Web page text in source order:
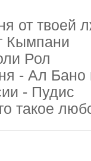
от твоей
Кымпани
Рол
- Ал
- Пудис
такое